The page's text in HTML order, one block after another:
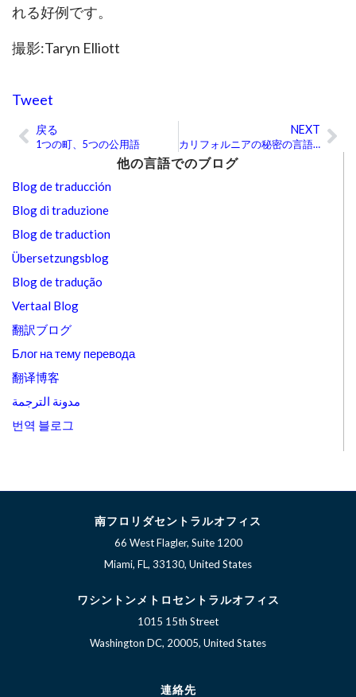
他の言語でのブログ
Blog de traducción
Blog di traduzione
Blog de traduction
Übersetzungsblog
Blog de tradução
Vertaal Blog
翻訳ブログ
Блог на тему перевода
翻译博客
مدونة الترجمة
번역 블로그
れる好例です。
撮影:Taryn Elliott
Tweet
Prev
戻る
1つの町、5つの公用語
NEXT
カリフォルニアの秘密の言語:ブーントリング
南フロリダセントラルオフィス
66 West Flagler, Suite 1200
Miami, FL, 33130, United States
ワシントンメトロセントラルオフィス
1015 15th Street
Washington DC, 20005, United States
連絡先